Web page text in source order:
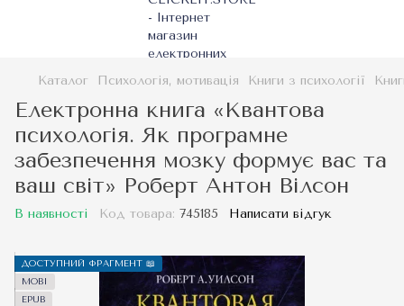
Каталог Психологія, мотивація Книги з психології
Електронна книга «Квантова
психологія. Як програмне
забезпечення мозку формує вас та
ваш світ» Роберт Антон Вілсон
В наявності Код товара: 745185 Написати відгук
ДОСТУПНИЙ ФРАГМЕНТ 📖
MOBI
EPUB